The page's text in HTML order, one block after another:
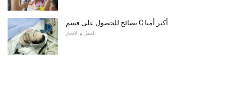
نصائح للحصول على قسم C أكثر أمنا
العمل و الانجاز